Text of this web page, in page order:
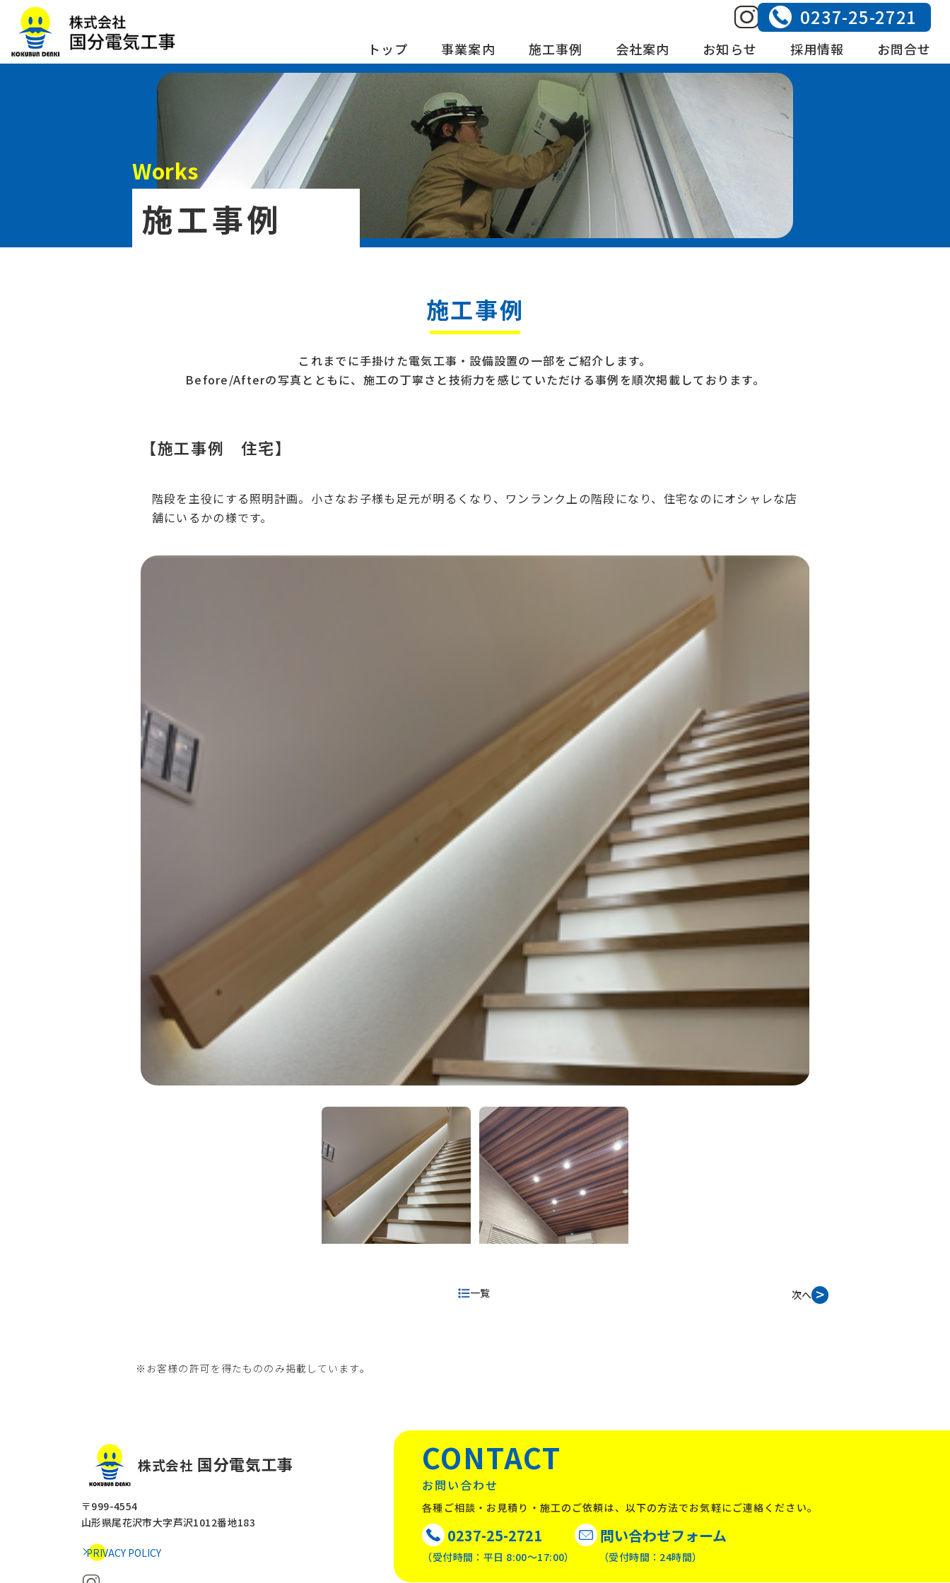
トップ 事業案内 施工事例 会社案内 お知らせ 採用情報 お問合せ
0237-25-2721
Works
施工事例
施工事例
これまでに手掛けた電気工事・設備設置の一部をご紹介します。
Before/Afterの写真とともに、 施工の丁寧さと技術力を感じていただける事例を順次掲載しております。
【施工事例 住宅】
階段を主役にする照明計画。小さなお子様も足元が明るくなり、ワンランク上の階段になり、住宅なのにオシャレな店
舗にいるかの様です。
一覧 次へ
※お客様の許可を得たもののみ掲載しています。
株式会社 国分電気工事
〒999-4554
山形県尾花沢市大字芦沢1012番地183
PRIVACY POLICY
CONTACT
お問い合わせ
各種ご相談・お見積り・施工のご依頼は、 以下の方法でお気軽にご連絡ください。
0237-25-2721
（受付時間：平日 8:00〜17:00）
問い合わせフォーム
（受付時間：24時間）